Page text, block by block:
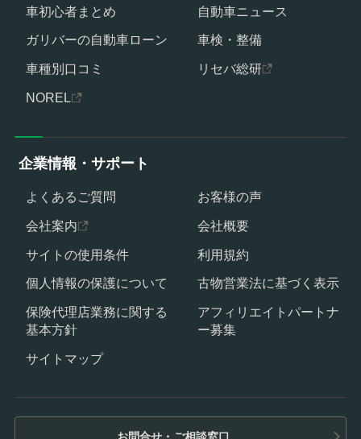
車初心者まとめ
自動車ニュース
ガリバーの自動車ローン
車検・整備
車種別口コミ
リセバ総研
NOREL
企業情報・サポート
よくあるご質問
お客様の声
会社案内
会社概要
サイトの使用条件
利用規約
個人情報の保護について
古物営業法に基づく表示
保険代理店業務に関する
基本方針
アフィリエイトパートナ
ー募集
サイトマップ